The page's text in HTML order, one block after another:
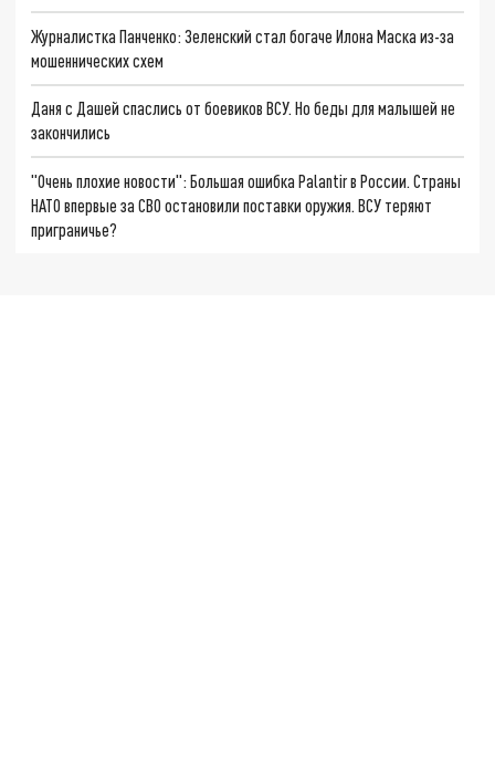
Журналистка Панченко: Зеленский стал богаче Илона Маска из-за
мошеннических схем
Даня с Дашей спаслись от боевиков ВСУ. Но беды для малышей не
закончились
"Очень плохие новости": Большая ошибка Palantir в России. Страны
НАТО впервые за СВО остановили поставки оружия. ВСУ теряют
приграничье?